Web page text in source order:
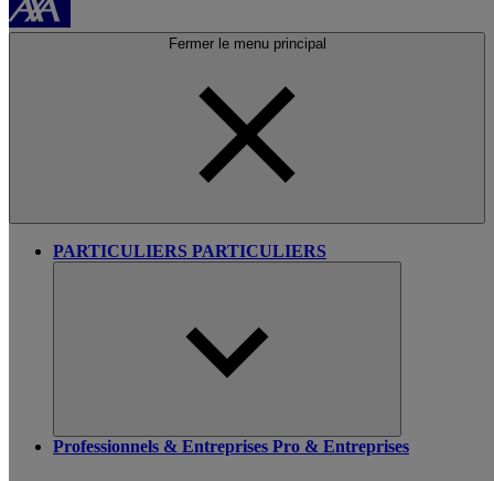
Fermer le menu principal
PARTICULIERS PARTICULIERS
Professionnels & Entreprises Pro & Entreprises